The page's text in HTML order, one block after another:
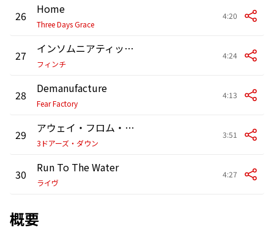
26 Home
Three Days Grace
4:20
27 インソムニアティック・ミート
フィンチ
4:24
28 Demanufacture
Fear Factory
4:13
29 アウェイ・フロム・ザ・サン
3ドアーズ・ダウン
3:51
30 Run To The Water
ライヴ
4:27
概要